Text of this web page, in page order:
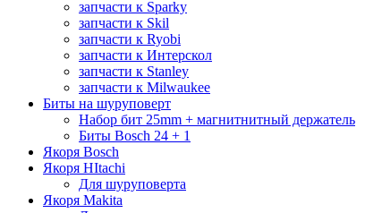
запчасти к Sparky
запчасти к Skil
запчасти к Ryobi
запчасти к Интерскол
запчасти к Stanley
запчасти к Milwaukee
Биты на шуруповерт
Набор бит 25mm + магнитнитный держатель
Биты Bosch 24 + 1
Якоря Bosch
Якоря HItachi
Для шуруповерта
Якоря Makita